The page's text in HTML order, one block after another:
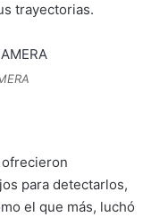
trayectorias.
para detectarlos,
el que más, luchó